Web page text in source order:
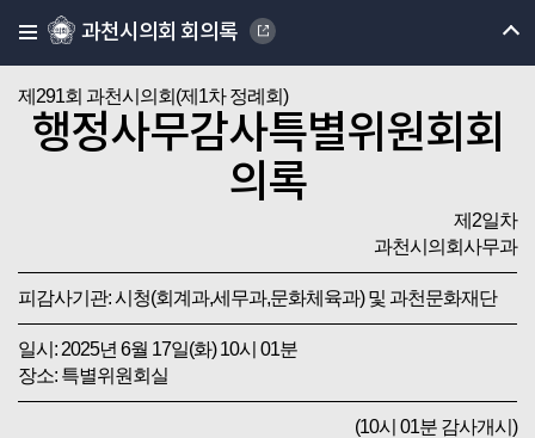
과천시의회 회의록
제291회 과천시의회(제1차 정례회)
행정사무감사특별위원회회
의록
제2일차
과천시의회사무과
피감사기관: 시청(회계과,세무과,문화체육과) 및 과천문화재단
일시: 2025년 6월 17일(화) 10시 01분
장소: 특별위원회실
(10시 01분 감사개시)